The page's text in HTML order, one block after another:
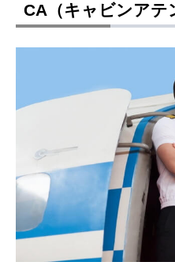
CA（キャビンアテ